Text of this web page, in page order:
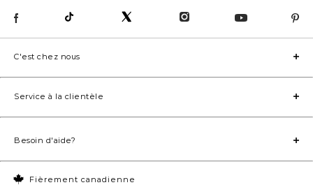
Fièrement canadienne
C'est chez nous
Service à la clientèle
Besoin d'aide?